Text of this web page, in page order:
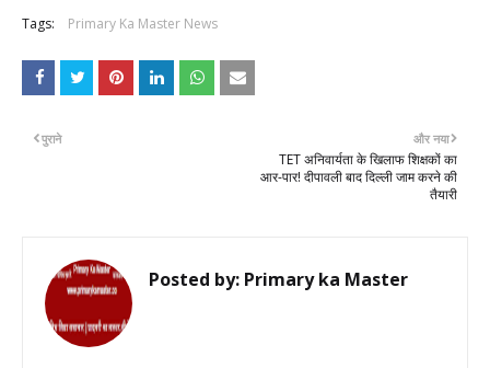
Tags: Primary Ka Master News
और नया
TET अनिवार्यता के खिलाफ शिक्षकों का
आर-पार! दीपावली बाद दिल्ली जाम करने की
तैयारी
पुराने
Posted by: Primary ka Master